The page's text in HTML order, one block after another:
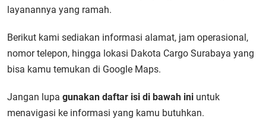
layanannya yang ramah.
Berikut kami sediakan informasi alamat, jam operasional,
nomor telepon, hingga lokasi Dakota Cargo Surabaya yang
bisa kamu temukan di Google Maps.
Jangan lupa gunakan daftar isi di bawah ini untuk
menavigasi ke informasi yang kamu butuhkan.